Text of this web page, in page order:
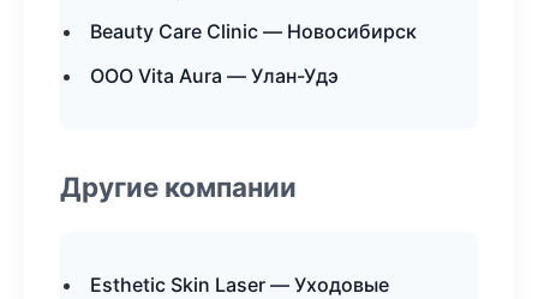
Beauty Care Clinic — Новосибирск
ООО Vita Aura — Улан-Удэ
Другие компании
Esthetic Skin Laser — Уходовые